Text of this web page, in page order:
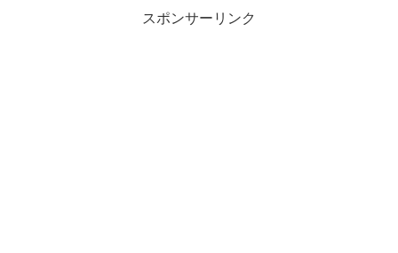
スポンサーリンク